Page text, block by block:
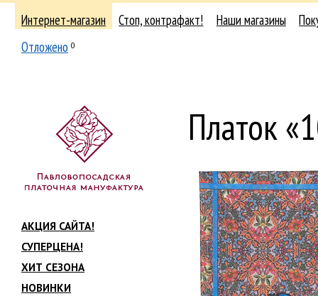
Интернет-магазин Стоп, контрафакт! Наши магазины
Отложено 0
АКЦИЯ САЙТА!
СУПЕРЦЕНА!
ХИТ СЕЗОНА
НОВИНКИ
Платок